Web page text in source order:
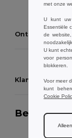
Ontdek andere
met onze
U kunt uw
Essentiële
de
U kunt
voor
blokkeren.
Voor meer
kunt
Cookie